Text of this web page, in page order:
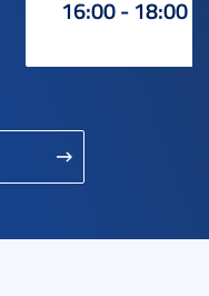
16:00 - 18:00